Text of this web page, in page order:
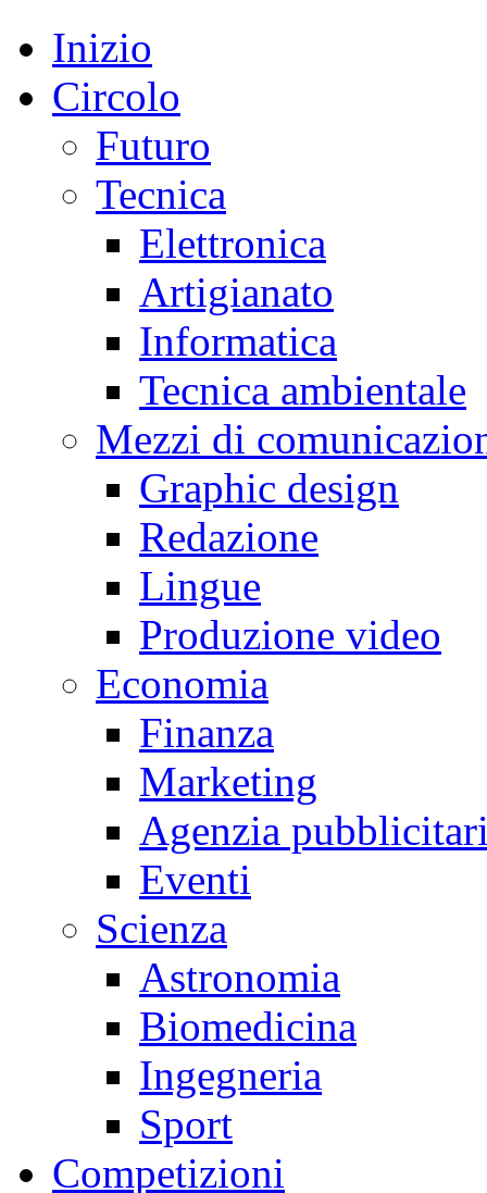
Inizio
Circolo
Futuro
Tecnica
Elettronica
Artigianato
Informatica
Tecnica ambientale
Mezzi di
Graphic design
Redazione
Lingue
Produzione video
Economia
Finanza
Marketing
Agenzia
Eventi
Scienza
Astronomia
Biomedicina
Ingegneria
Sport
Competizioni